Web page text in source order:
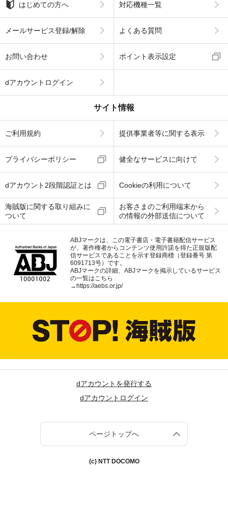
はじめての方へ 対応機種一覧
メールサービス登録/解除 よくある質問
お問い合わせ ポイント表示設定
dアカウントログイン
サイト情報
ご利用規約 提供事業者等に関する表示
プライバシーポリシー 健全なサービスに向けて
dアカウント2段階認証とは Cookieの利用について
海賊版に関する取り組みに
ついて
お客さまのご利用端末から
の情報の外部送信について
ABJマークは、この電子書店・電子書籍配信サービス
が、著作権者からコンテンツ使用許諾を得た正規版配
信サービスであることを示す登録商標（登録番号 第
6091713号）です。
ABJマークの詳細、ABJマークを掲示しているサービス
の一覧はこちら
→ https://aebs.or.jp/
dアカウントを発行する
dアカウントログイン
ページトップへ
(c) NTT DOCOMO